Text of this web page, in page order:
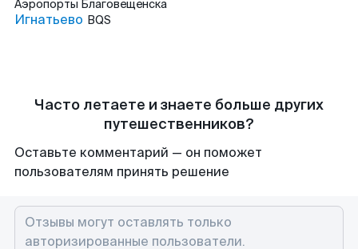
Аэропорты Благовещенска
Игнатьево BQS
Часто летаете и знаете больше других
путешественников?
Оставьте комментарий — он поможет
пользователям принять решение